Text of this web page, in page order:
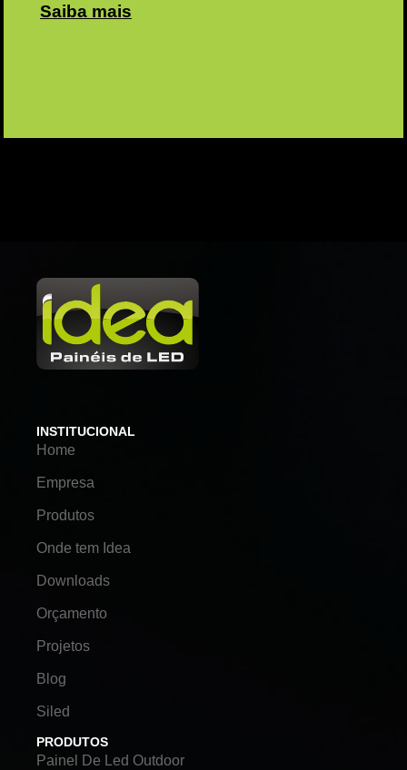
Saiba mais
INSTITUCIONAL
Home
Empresa
Produtos
Onde tem Idea
Downloads
Orçamento
Projetos
Blog
Siled
PRODUTOS
Painel De Led Outdoor